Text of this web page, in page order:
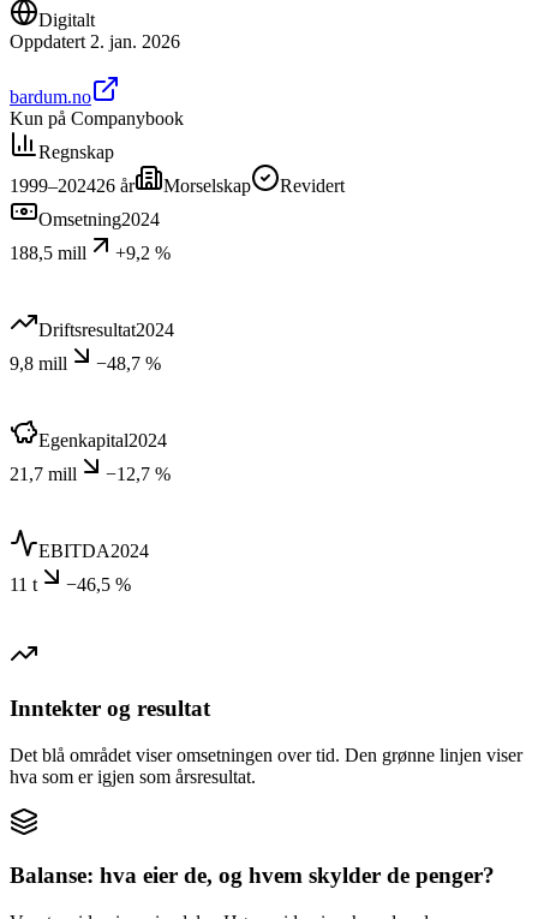
Digitalt
Oppdatert 2. jan. 2026
bardum.no
Kun på Companybook
Regnskap
1999–202426 år Morselskap
Revidert
Omsetning2024
188,5 mill
+9,2 %
Driftsresultat2024
9,8 mill
−48,7 %
Egenkapital2024
21,7 mill
−12,7 %
EBITDA2024
11 t
−46,5 %
Inntekter og resultat
Det blå området viser omsetningen over tid. Den grønne linjen viser
hva som er igjen som årsresultat.
Balanse: hva eier de, og hvem skylder de penger?